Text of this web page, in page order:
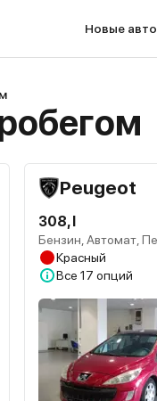
Новые авто
Peugeot
308, I
Бензин, Автомат,
Красный
Все 17 опций